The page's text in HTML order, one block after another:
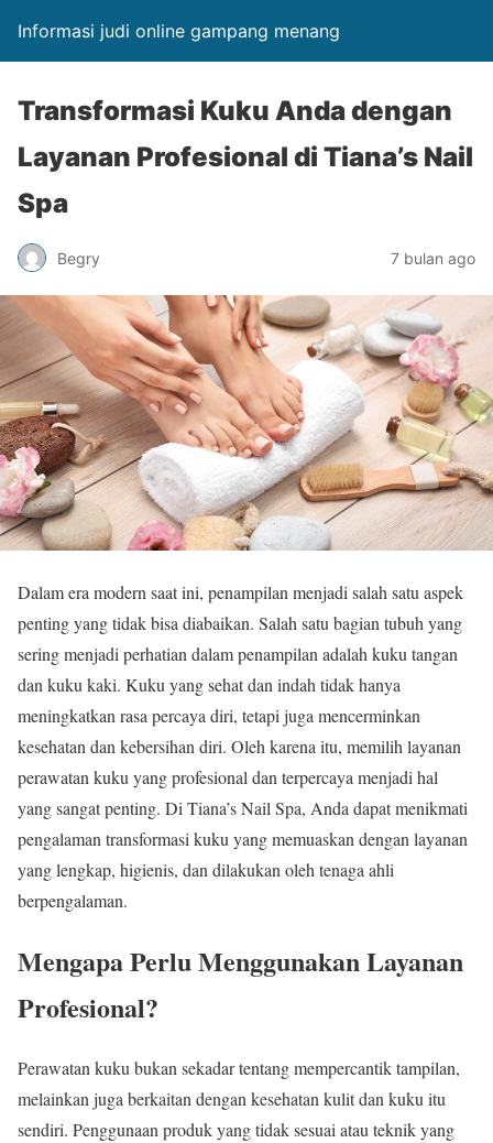
Informasi judi online gampang menang
Transformasi Kuku Anda dengan
Layanan Profesional di Tiana’s Nail
Spa
Begry 7 bulan ago
Dalam era modern saat ini, penampilan menjadi salah satu aspek
penting yang tidak bisa diabaikan. Salah satu bagian tubuh yang
sering menjadi perhatian dalam penampilan adalah kuku tangan
dan kuku kaki. Kuku yang sehat dan indah tidak hanya
meningkatkan rasa percaya diri, tetapi juga mencerminkan
kesehatan dan kebersihan diri. Oleh karena itu, memilih layanan
perawatan kuku yang profesional dan terpercaya menjadi hal
yang sangat penting. Di Tiana’s Nail Spa, Anda dapat menikmati
pengalaman transformasi kuku yang memuaskan dengan layanan
yang lengkap, higienis, dan dilakukan oleh tenaga ahli
berpengalaman.
Mengapa Perlu Menggunakan Layanan
Profesional?
Perawatan kuku bukan sekadar tentang mempercantik tampilan,
melainkan juga berkaitan dengan kesehatan kulit dan kuku itu
sendiri. Penggunaan produk yang tidak sesuai atau teknik yang